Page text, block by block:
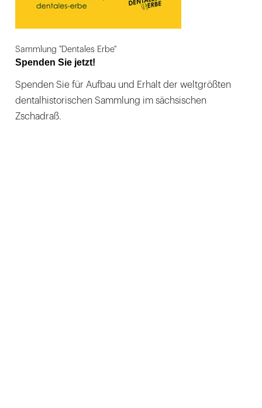
Sammlung "Dentales Erbe"
Spenden Sie jetzt!
Spenden Sie für Aufbau und Erhalt der weltgrößten
dentalhistorischen Sammlung im sächsischen
Zschadraß.